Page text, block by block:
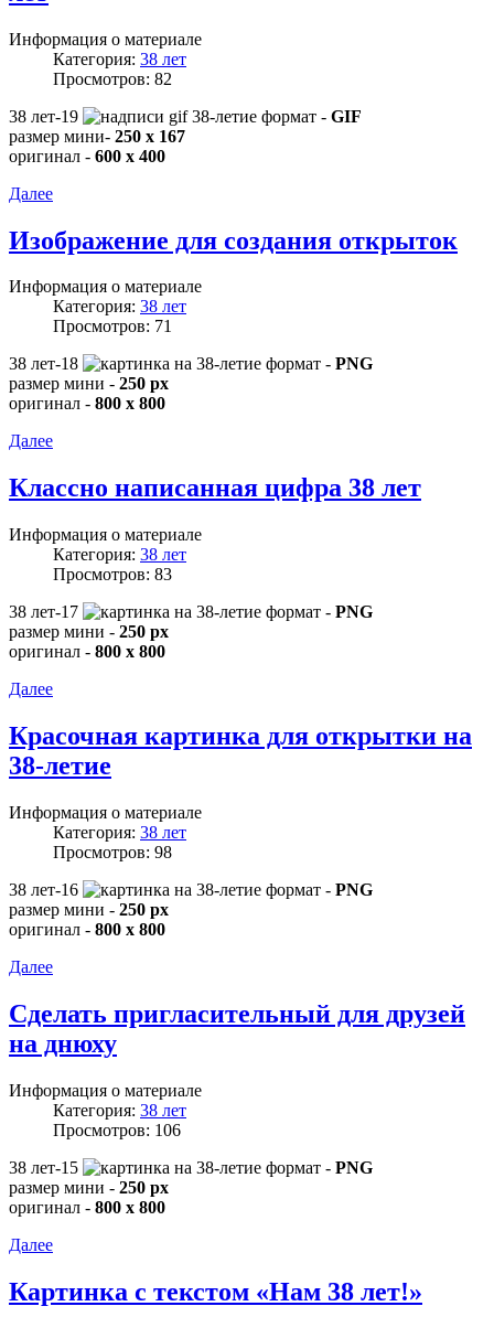
Информация о материале
Категория: 38 лет
Просмотров: 82
38 лет-19
формат - GIF
размер мини- 250 x 167
оригинал - 600 x 400
Далее
Изображение для создания открыток
Информация о материале
Категория: 38 лет
Просмотров: 71
38 лет-18
формат - PNG
размер мини - 250 px
оригинал - 800 x 800
Далее
Классно написанная цифра 38 лет
Информация о материале
Категория: 38 лет
Просмотров: 83
38 лет-17
формат - PNG
размер мини - 250 px
оригинал - 800 x 800
Далее
Красочная картинка для открытки на
38-летие
Информация о материале
Категория: 38 лет
Просмотров: 98
38 лет-16
формат - PNG
размер мини - 250 px
оригинал - 800 x 800
Далее
Сделать пригласительный для друзей
на днюху
Информация о материале
Категория: 38 лет
Просмотров: 106
38 лет-15
формат - PNG
размер мини - 250 px
оригинал - 800 x 800
Далее
Картинка с текстом «Нам 38 лет!»